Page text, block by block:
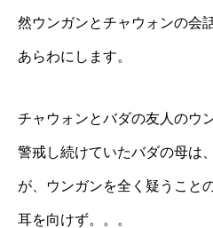
然ウンガンとチャウォンの会
あらわにします。
チャウォンとバダの友人のウ
警戒し続けていたバダの母は
が、ウンガンを全く疑うこと
耳を向けず。。。